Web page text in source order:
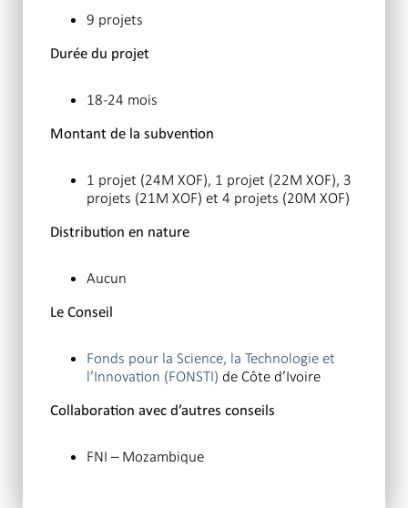
9 projets
Durée du projet
18-24 mois
Montant de la subvention
1 projet (24M XOF), 1 projet (22M XOF), 3
projets (21M XOF) et 4 projets (20M XOF)
Distribution en nature
Aucun
Le Conseil
Fonds pour la Science, la Technologie et
l’Innovation (FONSTI) de Côte d’Ivoire
Collaboration avec d’autres conseils
FNI – Mozambique